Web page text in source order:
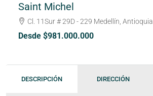
Saint Michel
Cl. 11Sur # 29D - 229 Medellín, Antioquia
Desde $981.000.000
DESCRIPCIÓN DIRECCIÓN